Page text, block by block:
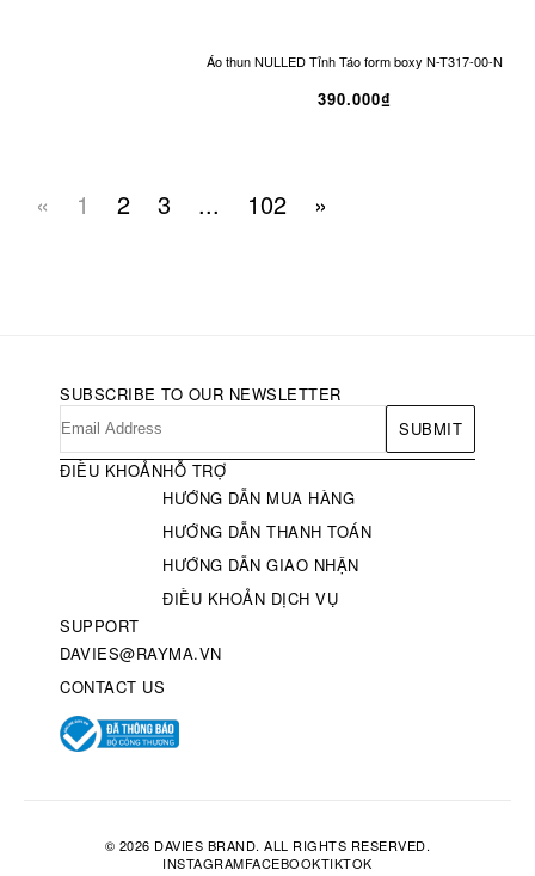
Áo thun NULLED Tỉnh Táo form boxy N-T317-00-N
390.000₫
« 1 2 3 ... 102 »
SUBSCRIBE TO OUR NEWSLETTER
SUBMIT
ĐIỀU KHOẢNHỖ TRỢ
HƯỚNG DẪN MUA HÀNG
HƯỚNG DẪN THANH TOÁN
HƯỚNG DẪN GIAO NHẬN
ĐIỀU KHOẢN DỊCH VỤ
SUPPORT
DAVIES@RAYMA.VN
CONTACT US
© 2026 DAVIES BRAND. ALL RIGHTS RESERVED.
INSTAGRAMFACEBOOKTIKTOK